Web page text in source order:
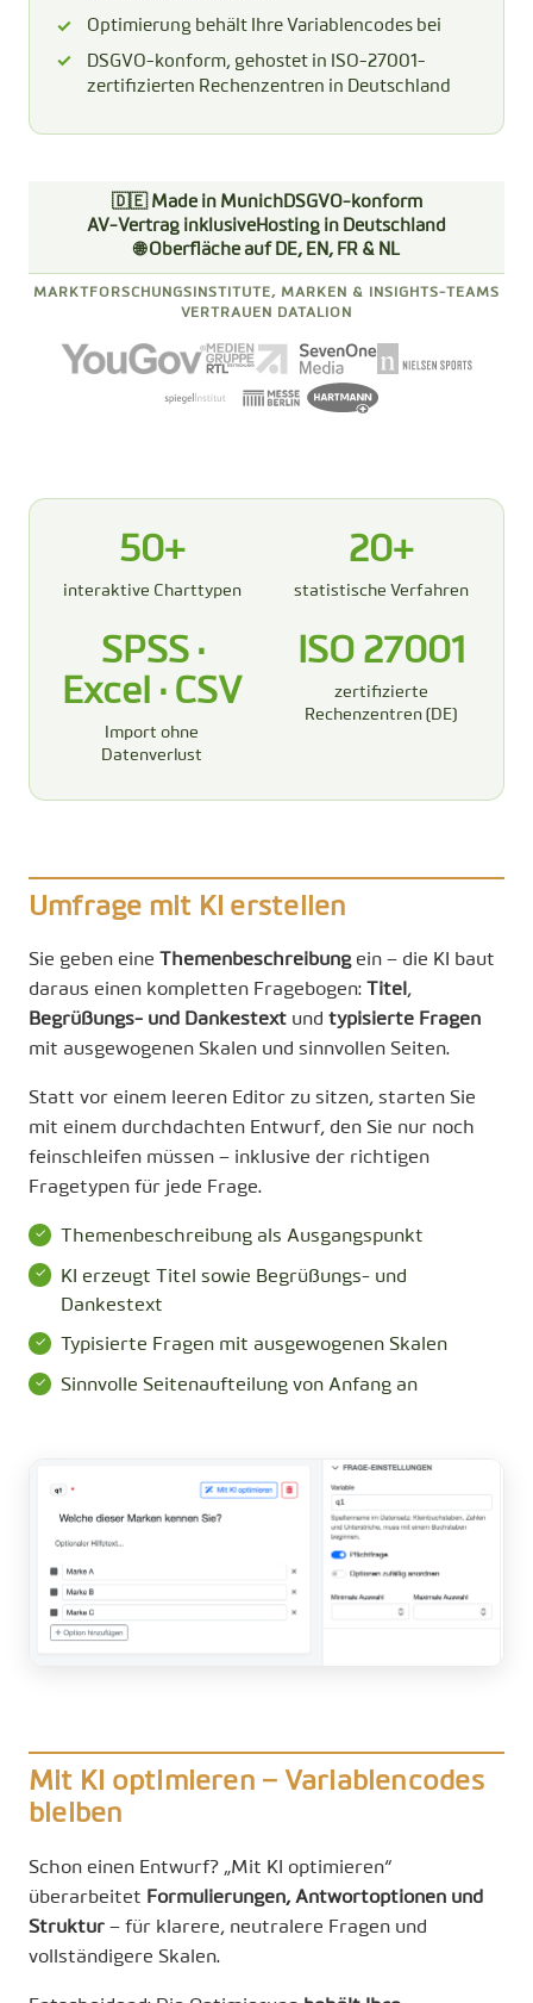
Optimierung behält Ihre Variablencodes bei
DSGVO-konform, gehostet in ISO-27001-
zertifizierten Rechenzentren in Deutschland
🇩🇪 Made in MunichDSGVO-konform
AV-Vertrag inklusive Hosting in Deutschland
🌐 Oberfläche auf DE, EN, FR & NL
MARKTFORSCHUNGSINSTITUTE, MARKEN & INSIGHTS-TEAMS
VERTRAUEN DATALION
50+
interaktive Charttypen
20+
statistische Verfahren
SPSS ·
Excel · CSV
Import ohne
Datenverlust
ISO 27001
zertifizierte
Rechenzentren (DE)
Umfrage mit KI erstellen
Sie geben eine Themenbeschreibungein – die KI baut
daraus einen kompletten Fragebogen:
Titel ,
Begrüßungs- und Dankestext und typisierte Fragen
mit ausgewogenen Skalen und sinnvollen Seiten.
Statt vor einem leeren Editor zu sitzen, starten Sie
mit einem durchdachten Entwurf, den Sie nur noch
feinschleifen müssen – inklusive der richtigen
Fragetypen für jede Frage.
Themenbeschreibung als Ausgangspunkt
KI erzeugt Titel sowie Begrüßungs- und
Dankestext
Typisierte Fragen mit ausgewogenen Skalen
Sinnvolle Seitenaufteilung von Anfang an
Mit KI optimieren – Variablencodes
bleiben
Schon einen Entwurf? „Mit KI optimieren“
überarbeitet Formulierungen, Antwortoptionen und
Struktur – für klarere, neutralere Fragen und
vollständigere Skalen.